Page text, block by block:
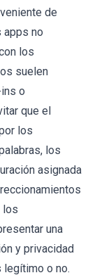
de
apps no
los
suelen
o
que el
los
los
asignada
los
una
y privacidad
o no.